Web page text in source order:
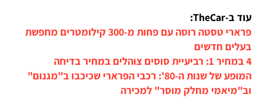
עוד ב-TheCar:
פרארי טסטה רוסה עם פחות מ-300 קילומטרים מחפשת
בעלים חדשים
4 במחיר 1: רביעיית סוסים צוהלים במחיר בדיחה
המופע של שנות ה-80': רכבי הפרארי שכיכבו ב"מגנום"
וב"מיאמי מחלק מוסר" למכירה